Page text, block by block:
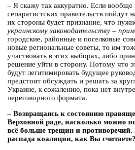
– Я скажу так аккуратно. Если вообще
сепаратистских правительств пойдут
их стороны будет признание, что
украинскому законодательству –
городские, районные и поселковые
новые региональные советы, то им
участвовать в этих выборах, либо
решение уйти в сторону. Потому что
будут легитимировать будущее
предстоит обсуждать и решать за
Украине, к сожалению, пока нет
переговорного формата.
– Возвращаясь к состоянию
Верховной раде, насколько можно
всё больше трещин и
распада коалиции, как Вы считаете?